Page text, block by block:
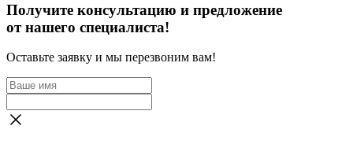
Получите консультацию и предложение
от нашего специалиста!
Оставьте заявку и мы перезвоним вам!